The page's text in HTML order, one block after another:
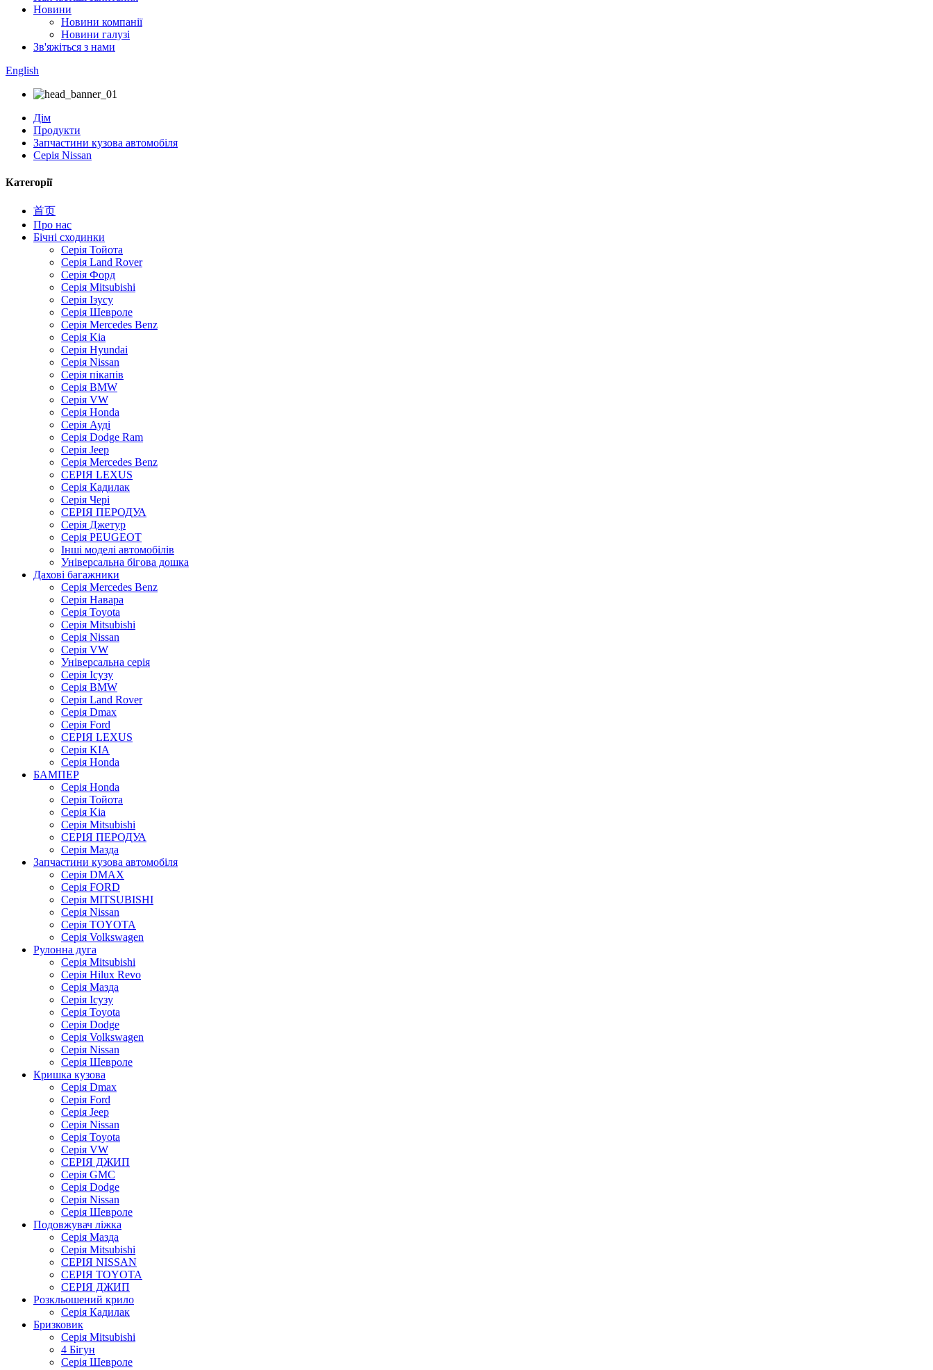
Новини
Новини компанії
Новини галузі
Зв'яжіться з нами
English
Дім
Продукти
Запчастини кузова автомобіля
Серія Nissan
Категорії
首页
Про нас
Бічні сходинки
Серія Тойота
Серія Land Rover
Серія Форд
Серія Mitsubishi
Серія Ізусу
Серія Шевроле
Серія Mercedes Benz
Серія Kia
Серія Hyundai
Серія Nissan
Серія пікапів
Серія BMW
Серія VW
Серія Honda
Серія Ауді
Серія Dodge Ram
Серія Jeep
Серія Mercedes Benz
СЕРІЯ LEXUS
Серія Кадилак
Серія Чері
СЕРІЯ ПЕРОДУА
Серія Джетур
Серія PEUGEOT
Інші моделі автомобілів
Універсальна бігова дошка
Дахові багажники
Серія Mercedes Benz
Серія Навара
Серія Toyota
Серія Mitsubishi
Серія Nissan
Серія VW
Універсальна серія
Серія Ісузу
Серія BMW
Серія Land Rover
Серія Dmax
Серія Ford
СЕРІЯ LEXUS
Серія KIA
Серія Honda
БАМПЕР
Серія Honda
Серія Тойота
Серія Kia
Серія Mitsubishi
СЕРІЯ ПЕРОДУА
Серія Мазда
Запчастини кузова автомобіля
Серія DMAX
Серія FORD
Серія MITSUBISHI
Серія Nissan
Серія TOYOTA
Серія Volkswagen
Рулонна дуга
Серія Mitsubishi
Серія Hilux Revo
Серія Мазда
Серія Ісузу
Серія Toyota
Серія Dodge
Серія Volkswagen
Серія Nissan
Серія Шевроле
Кришка кузова
Серія Dmax
Серія Ford
Серія Jeep
Серія Nissan
Серія Toyota
Серія VW
СЕРІЯ ДЖИП
Серія GMC
Серія Dodge
Серія Nissan
Серія Шевроле
Подовжувач ліжка
Серія Мазда
Серія Mitsubishi
СЕРІЯ NISSAN
СЕРІЯ TOYOTA
СЕРІЯ ДЖИП
Розкльошений крило
Серія Кадилак
Бризковик
Серія Mitsubishi
4 Бігун
Серія Шевроле